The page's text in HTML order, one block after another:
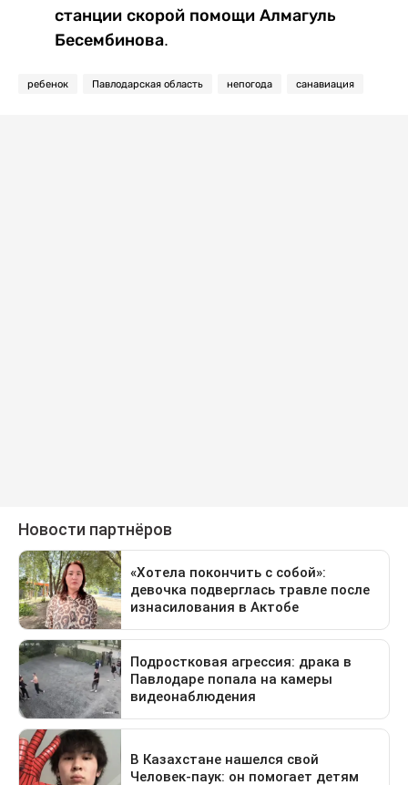
станции скорой помощи Алмагуль
Бесембинова.
ребенок Павлодарская область непогода санавиация